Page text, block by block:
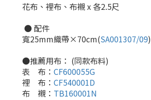
花布、裡布、布襯 x 各2.5尺
● 配件
寬25mm織帶×70cm(SA001307/09)
●推薦用布： (同款布料)
表 布： CF600055G
裡 布 ： CF540001D
布 襯： TB160001N